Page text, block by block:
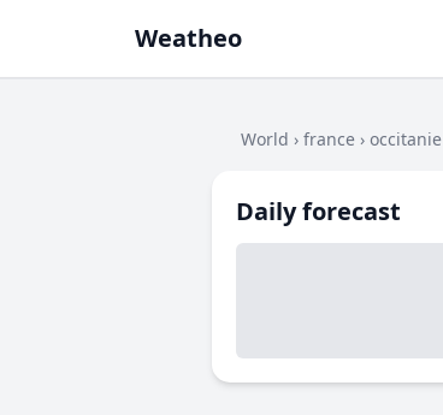
Weatheo
World › france › occitanie
Daily forecast